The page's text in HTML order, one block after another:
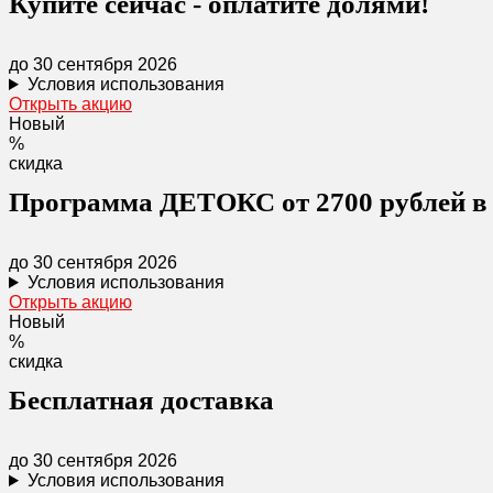
до 30 сентября 2026
Условия использования
Открыть акцию
Новый
%
скидка
Программа ДЕТОКС от 2700 рублей в
до 30 сентября 2026
Условия использования
Открыть акцию
Новый
%
скидка
Бесплатная доставка
до 30 сентября 2026
Условия использования